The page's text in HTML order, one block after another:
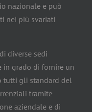
nazionale e può
nei più svariati
diverse sedi
in grado di fornire un
tutti gli standard del
tramite
aziendale e di